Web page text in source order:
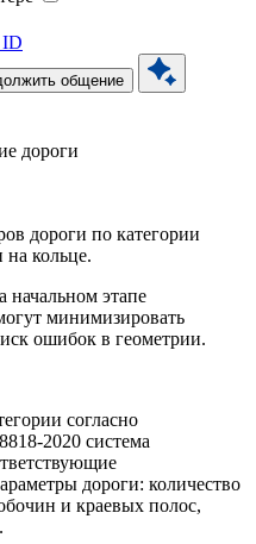
ID
общение
дороги
дороги по категории
на кольце.
начальном этапе
минимизировать
ошибок в геометрии.
согласно
2020 система
дороги: количество
и краевых полос,